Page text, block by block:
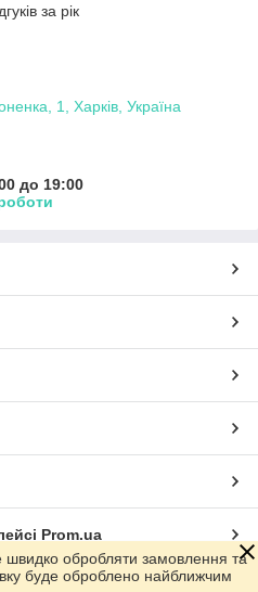
за рік
1, Харків, Україна
до 19:00
Prom.ua
обробляти замовлення та
буде оброблено найближчим